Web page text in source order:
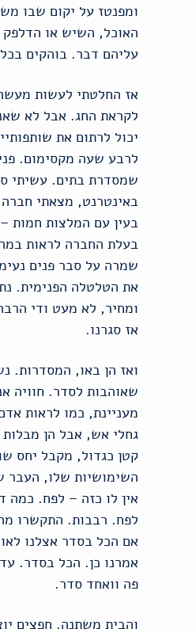
ומפנטז על יקום שבו
האוכל, השיש או הדלפק
עליהם דבר. בוהקים
אז החלטתי לעשות
לקראת החג. אבל לא
יכול לרתום את
לרבע שעה מקסימום.
שמסדרת בתים. עשיתי
באינטרנט, מצאתי
בעין עם המלצות חמות
בעלת החברה לראות
שמרה על סבר פנים
את הטלטלה הפנימית.
ומחיר, לא מעט ודי
אז סגרנו.
ואז הן באו, המסדרות.
שאוהבות לסדר. חוויה
מעניינת, כמו לראות
גחלי אש, אבל הן
קטן כגדול, מקבל יחס
השימושיות שלו, העבר
אין לו כזה – לפח. כמה
לפח. רבבות. התקשרו
אם הכל בסדר אצלנו
אמרנו כן. הכל בסדר.
פה וואחד סדר.
והבית משתנה. חפצים